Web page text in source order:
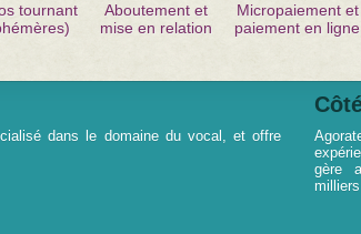
tournant
Aboutement et
mise en relation
Micropaiement et
paiement en ligne
dans le domaine du vocal, et offre
gère